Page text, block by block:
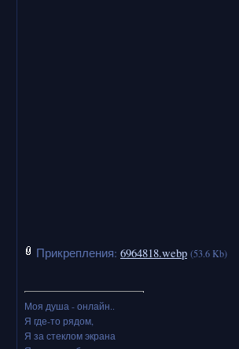
Прикрепления: 6964818.webp (53.6 Kb)
Моя душа - онлайн..
Я где-то рядом,
Я за стеклом экрана